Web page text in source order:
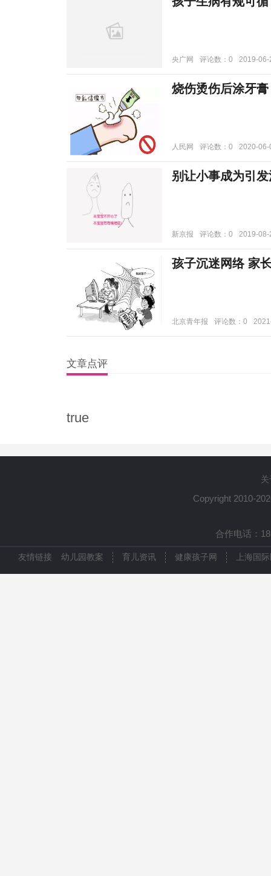
央广网 评论数：0 2019-06-
烧伤烫伤后涂牙
人民网 评论数：0 2020-06-
别让小事成为引
新京报 评论数：0 2019-08-
孩子沉迷网络 家
北京青年报 评论数：0
文章点评
true
Copyright 2010-
合作电话：
友情链接 幼儿园教案 育儿资讯 健康孩子网 上海国